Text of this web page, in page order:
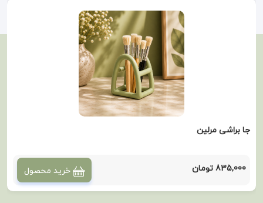
جا براشی مرلین
835,000 تومان خرید محصول